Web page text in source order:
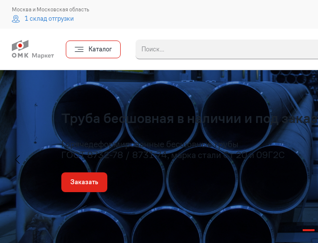
Москва и Московская область
1 склад отгрузки
Каталог
Введите 3 символа, чтобы начался поиск
Труба бесшовная в наличии и под заказ
Горячедеформированные бесшовные трубы
ГОСТ 8732-78 / 8731-74, марка стали Ст 20 и 09Г2С
Заказать